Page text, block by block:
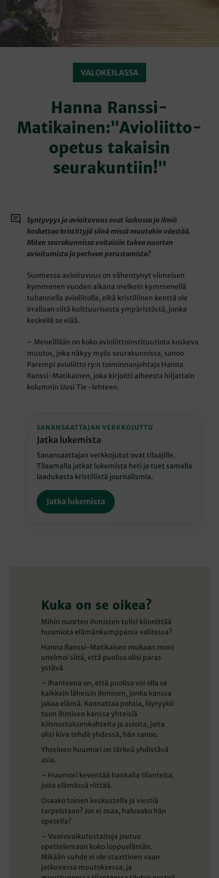
VALOKEILASSA
Hanna Ranssi-
Matikainen:”Avioliitto-
opetus takaisin
seurakuntiin!”
Syntyvyys ja avioituvuus ovat laskussa ja ilmiö
koskettaa kristittyjä siinä missä muutakin väestöä.
Miten seurakunnissa voitaisiin tukea nuorten
avioitumista ja perheen perustamista?
Suomessa avioituvuus on vähentynyt viimeisen
kymmenen vuoden aikana melkein kymmenellä
tuhannella avioliitolla, eikä kristillinen kenttä ole
irrallaan siitä kulttuurisesta ympäristöstä, jonka
keskellä se elää.
– Meneillään on koko avioliittoinstituutiota koskeva
muutos, joka näkyy myös seurakunnissa, sanoo
Parempi avioliitto ry:n toiminnanjohtaja Hanna
Ranssi-Matikainen, joka kirjoitti aiheesta hiljattain
kolumnin Uusi Tie -lehteen.
SANANSAATTAJAN VERKKOJUTTU
Jatka lukemista
Sanansaattajan verkkojutut ovat tilaajille.
Tilaamalla jatkat lukemista heti ja tuet samalla
laadukasta kristillistä journalismia.
Jatka lukemista
Kuka on se oikea?
Mihin nuorten ihmisten tulisi kiinnittää
huomiota elämänkumppania valitessa?
Hanna Ranssi-Matikaisen mukaan moni
unelmoi siitä, että puoliso olisi paras
ystävä.
– Ihanteena on, että puoliso voi olla se
kaikkein läheisin ihminen, jonka kanssa
jakaa elämä. Kannattaa pohtia, löytyykö
tuon ihmisen kanssa yhteisiä
kiinnostuksenkohteita ja asioita, joita
olisi kiva tehdä yhdessä, hän sanoo.
Yhteinen huumori on tärkeä yhdistävä
asia.
– Huumori keventää hankalia tilanteita,
joita elämässä riittää.
Osaako toinen keskustella ja viestiä
tarpeistaan? Jos ei osaa, haluaako hän
opetella?
– Vuorovaikutustaitoja joutuu
opettelemaan koko loppuelämän.
Mikään suhde ei ole staattinen vaan
jatkuvassa muutoksessa, ja